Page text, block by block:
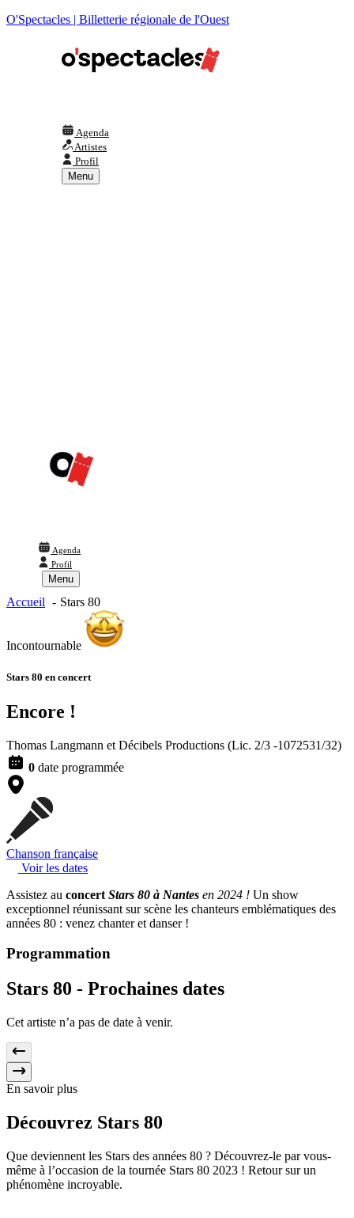
O'Spectacles | Billetterie régionale de l'Ouest
Agenda
Artistes
Profil
Menu
Agenda
Profil
Menu
Accueil Stars 80
Incontournable
Stars 80 en concert
Encore !
Thomas Langmann et Décibels Productions (Lic. 2/3 -1072531/32)
0 date programmée
Chanson française
Voir les dates
Assistez au concert Stars 80 à Nantes en 2024 ! Un show
exceptionnel réunissant sur scène les chanteurs emblématiques des
années 80 : venez chanter et danser !
Programmation
Stars 80 - Prochaines dates
Cet artiste n’a pas de date à venir.
En savoir plus
Découvrez Stars 80
Que deviennent les Stars des années 80 ? Découvrez-le par vous-
même à l’occasion de la tournée Stars 80 2023 ! Retour sur un
phénomène incroyable.